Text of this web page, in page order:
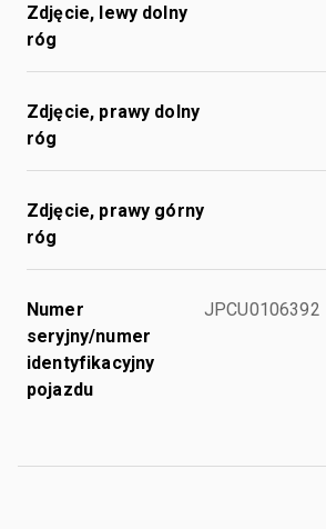
Zdjęcie, lewy dolny
róg
Zdjęcie, prawy dolny
róg
Zdjęcie, prawy górny
róg
Numer
seryjny/numer
identyfikacyjny
pojazdu
JPCU0106392